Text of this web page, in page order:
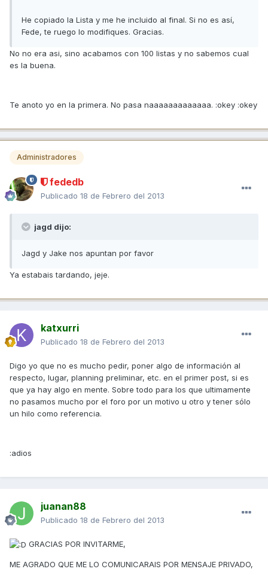
He copiado la Lista y me he incluido al final. Si no es así,
Fede, te ruego lo modifiques. Gracias.
No no era asi, sino acabamos con 100 listas y no sabemos cual
es la buena.
Te anoto yo en la primera. No pasa naaaaaaaaaaaaa. :okey :okey
Administradores
fededb
Publicado 18 de Febrero del 2013
jagd dijo:
Jagd y Jake nos apuntan por favor
Ya estabais tardando, jeje.
katxurri
Publicado 18 de Febrero del 2013
Digo yo que no es mucho pedir, poner algo de información al
respecto, lugar, planning preliminar, etc. en el primer post, si es
que ya hay algo en mente. Sobre todo para los que ultimamente
no pasamos mucho por el foro por un motivo u otro y tener sólo
un hilo como referencia.
:adios
juanan88
Publicado 18 de Febrero del 2013
GRACIAS POR INVITARME,
ME AGRADO QUE ME LO COMUNICARAIS POR MENSAJE PRIVADO,